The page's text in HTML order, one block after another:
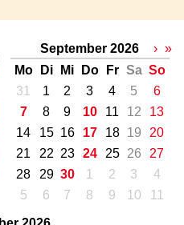
September 2026
Mo
Di Mi Do Fr Sa So
31
1 2 3 4 5
6
7
8 9 10 11 12
13
14
15 16 17 18 19
20
21
22 23 24 25 26
27
28
29 30 1 2 3
4
5
6 7 8 9 10 11
› »